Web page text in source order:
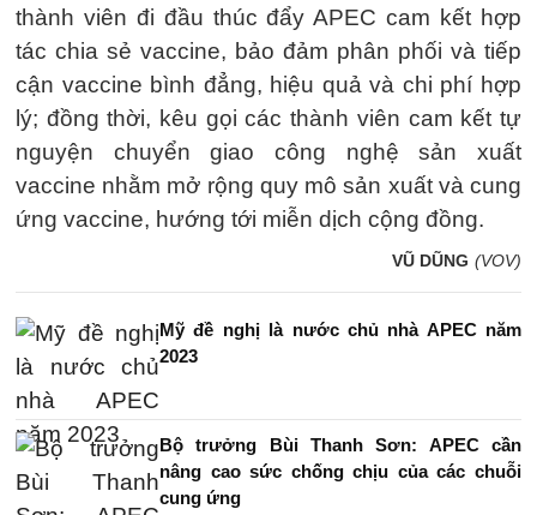
thành viên đi đầu thúc đẩy APEC cam kết hợp
tác chia sẻ vaccine, bảo đảm phân phối và tiếp
cận vaccine bình đẳng, hiệu quả và chi phí hợp
lý; đồng thời, kêu gọi các thành viên cam kết tự
nguyện chuyển giao công nghệ sản xuất
vaccine nhằm mở rộng quy mô sản xuất và cung
ứng vaccine, hướng tới miễn dịch cộng đồng.
VŨ DŨNG (VOV)
Mỹ đề nghị là nước chủ nhà APEC năm
2023
Bộ trưởng Bùi Thanh Sơn: APEC cần
nâng cao sức chống chịu của các chuỗi
cung ứng